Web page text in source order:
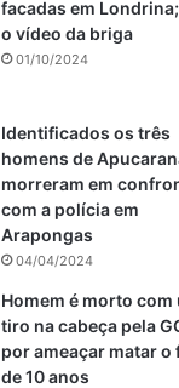
facadas em
o vídeo da briga
01/10/2024
Identificados os três
homens de
morreram em
com a polícia em
Arapongas
04/04/2024
Homem é morto com
tiro na cabeça pela
por ameaçar matar o
de 10 anos